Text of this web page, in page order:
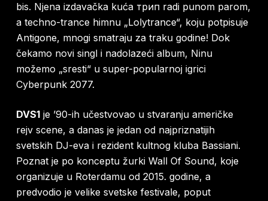
bis. Njena izdavačka kuća трип radi punom parom,
a techno-trance himnu „Lolytrance“, koju potpisuje
Antigone, mnogi smatraju za traku godine! Dok
čekamo novi singl i nadolazeći album, Ninu
možemo „sresti“ u super-popularnoj igrici
Cyberpunk 2077.
DVS1je ’90-ih učestvovao u stvaranju američke
rejv scene, a danas je jedan od najpriznatijih
svetskih DJ-eva i rezident kultnog kluba Bassiani.
Poznat je po konceptu žurki Wall Of Sound, koje
organizuje u Roterdamu od 2015. godine, a
predvodio je velike svetske festivale, poput